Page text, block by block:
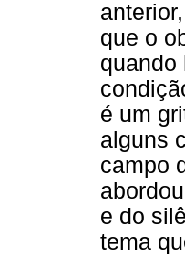
que o
quando
é um
alguns
campo
e do
tema